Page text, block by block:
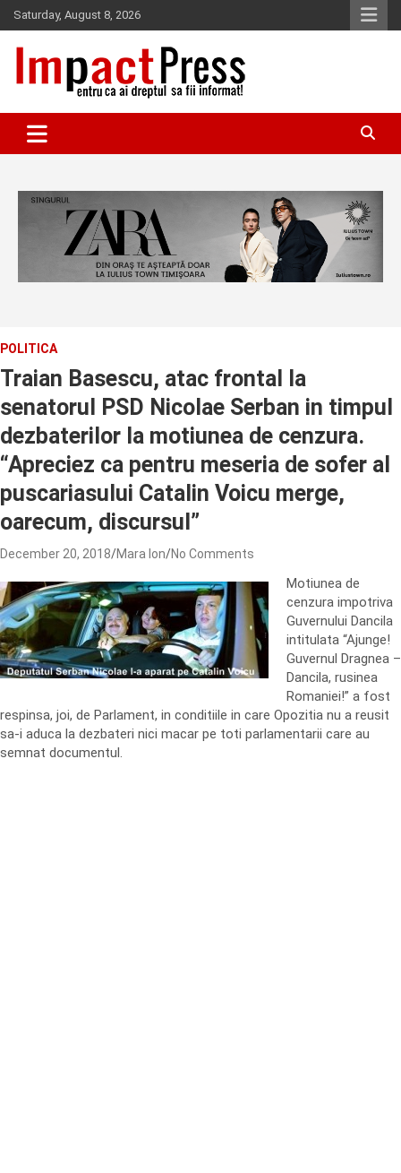
Skip
to
content
Saturday, August 8, 2026
IMPACTPRESS
POLITICA
Traian Basescu, atac frontal la
senatorul PSD Nicolae Serban in timpul
dezbaterilor la motiunea de cenzura.
“Apreciez ca pentru meseria de sofer al
puscariasului Catalin Voicu merge,
oarecum, discursul”
December 20, 2018 Mara Ion No Comments
Motiunea de
cenzura impotriva
Guvernului Dancila
intitulata “Ajunge!
Guvernul Dragnea –
Dancila, rusinea
Romaniei!” a fost
respinsa, joi, de Parlament, in conditiile in care Opozitia nu a reusit
sa-i aduca la dezbateri nici macar pe toti parlamentarii care au
semnat documentul.